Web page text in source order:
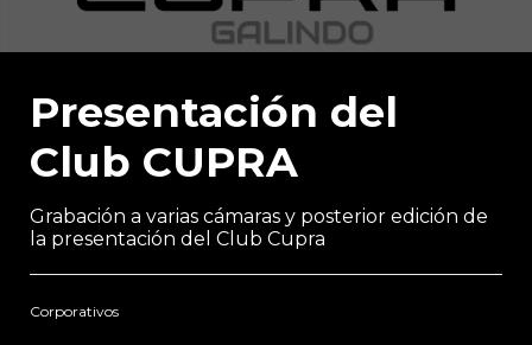
0
seconds
Presentación del
Club CUPRA
Grabación a varias cámaras y posterior edición de
la presentación del Club Cupra
Corporativos